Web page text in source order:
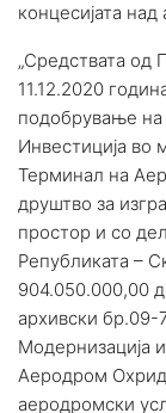
концесијата
„Средствата од
11.12.2020
подобрување
Инвестиција во
Терминал на
друштво за
простор и со
Републиката –
904.050.000,00
архивски бр.09-
Модернизација
Аеродром
аеродромски